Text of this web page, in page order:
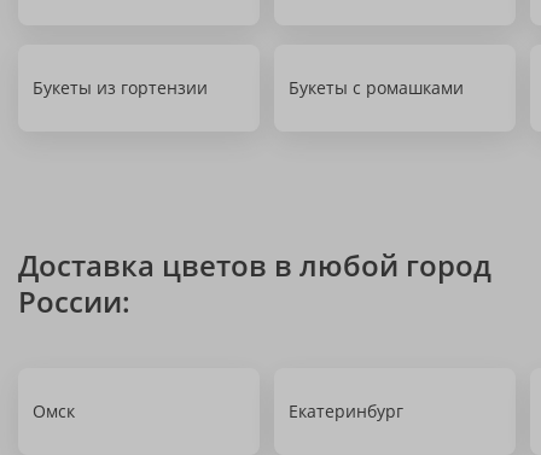
Букеты из гортензии Букеты с ромашками
Доставка цветов в любой город
России:
Омск Екатеринбург